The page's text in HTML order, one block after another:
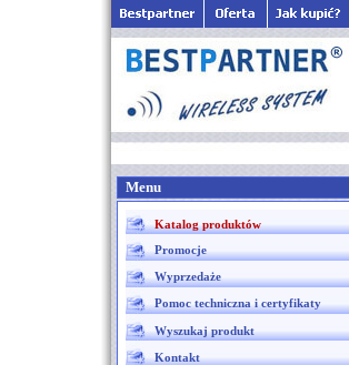
Menu
Katalog produktów
Promocje
Wyprzedaże
Pomoc techniczna i certyfikaty
Wyszukaj produkt
Kontakt